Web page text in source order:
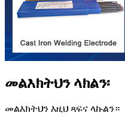
መልእክትህን ላክልን፡
መልእክትህን እዚህ ጻፍና ላኩልን።